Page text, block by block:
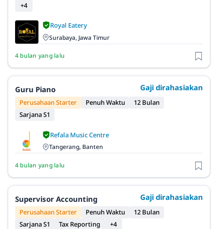
+4
Royal Eatery
Surabaya, Jawa Timur
4 bulan yang lalu
Guru Piano Gaji dirahasiakan
Perusahaan Starter Penuh Waktu
12 Bulan
Sarjana S1
Refala Music Centre
Tangerang, Banten
4 bulan yang lalu
Supervisor Accounting Gaji dirahasiakan
Perusahaan Starter Penuh Waktu
12 Bulan
Sarjana S1
Tax Reporting +4